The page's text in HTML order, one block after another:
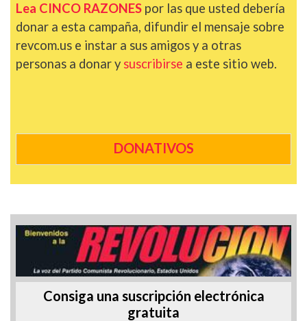
Lea CINCO RAZONES por las que usted debería
donar a esta campaña, difundir el mensaje sobre
revcom.us e instar a sus amigos y a otras
personas a donar y suscribirse a este sitio web.
DONATIVOS
Consiga una suscripción electrónica
gratuita